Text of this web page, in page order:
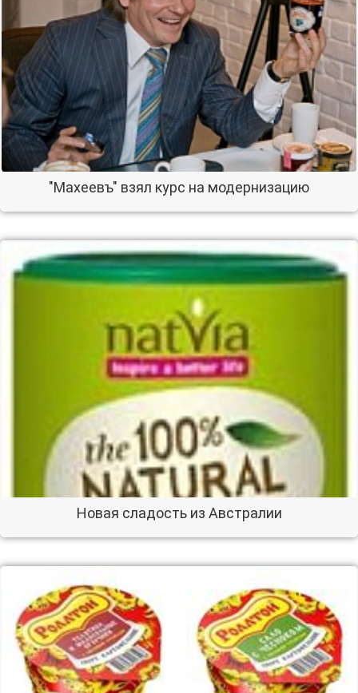
"Махеевъ" взял курс на модернизацию
Новая сладость из Австралии